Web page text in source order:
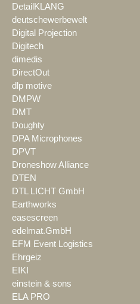
DetailKLANG
deutschewerbewelt
Digital Projection
Digitech
dimedis
DirectOut
dlp motive
DMPW
DMT
Doughty
DPA Microphones
DPVT
Droneshow Alliance
DTEN
DTL LICHT GmbH
Earthworks
easescreen
edelmat.GmbH
EFM Event Logistics
Ehrgeiz
EIKI
einstein & sons
ELA PRO